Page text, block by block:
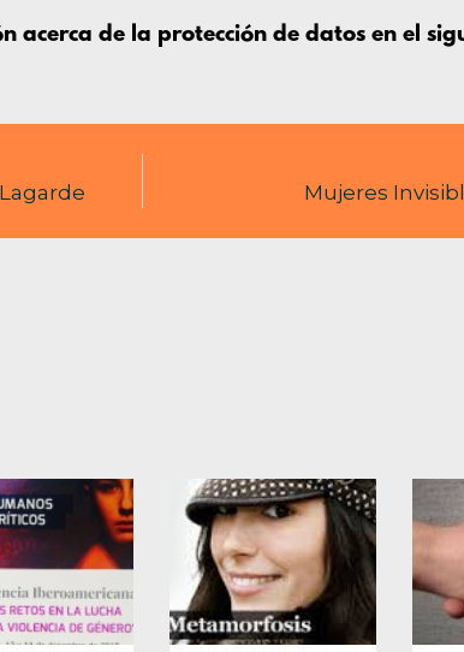
acerca de la protección de datos en el
Mujeres